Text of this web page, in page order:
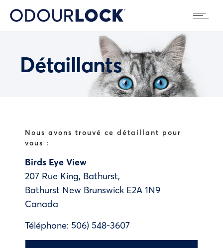
Détaillants
Nous avons trouvé ce détaillant pour
vous :
Birds Eye View
207 Rue King, Bathurst,
Bathurst New Brunswick E2A 1N9
Canada
Téléphone: 506) 548-3607